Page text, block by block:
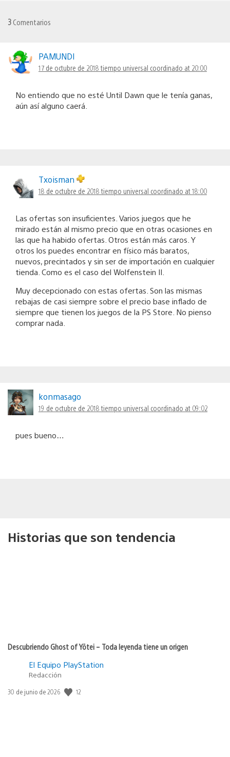
3 Comentarios
PAMUNDI
17 de octubre de 2018 tiempo universal coordinado at 20:00
No entiendo que no esté Until Dawn que le tenía ganas,
aún así alguno caerá.
Txoisman
18 de octubre de 2018 tiempo universal coordinado at 18:00
Las ofertas son insuficientes. Varios juegos que he
mirado están al mismo precio que en otras ocasiones en
las que ha habido ofertas. Otros están más caros. Y
otros los puedes encontrar en físico más baratos,
nuevos, precintados y sin ser de importación en cualquier
tienda. Como es el caso del Wolfenstein II.
Muy decepcionado con estas ofertas. Son las mismas
rebajas de casi siempre sobre el precio base inflado de
siempre que tienen los juegos de la PS Store. No pienso
comprar nada.
konmasago
19 de octubre de 2018 tiempo universal coordinado at 09:02
pues bueno…
Historias que son tendencia
Descubriendo Ghost of Yōtei – Toda leyenda tiene un origen
El Equipo PlayStation
Redacción
Fecha
30 de junio de 2026 12